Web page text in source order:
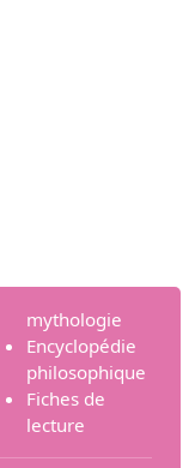
mythologie
Encyclopédie
philosophique
Fiches de
lecture